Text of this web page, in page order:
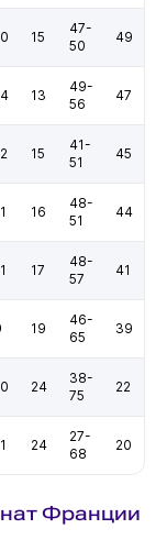
15
47-
50
49
13
49-
56
47
15
41-
51
45
16
48-
51
44
17
48-
57
41
19
46-
65
39
24
38-
75
22
24
27-
68
20
Франции